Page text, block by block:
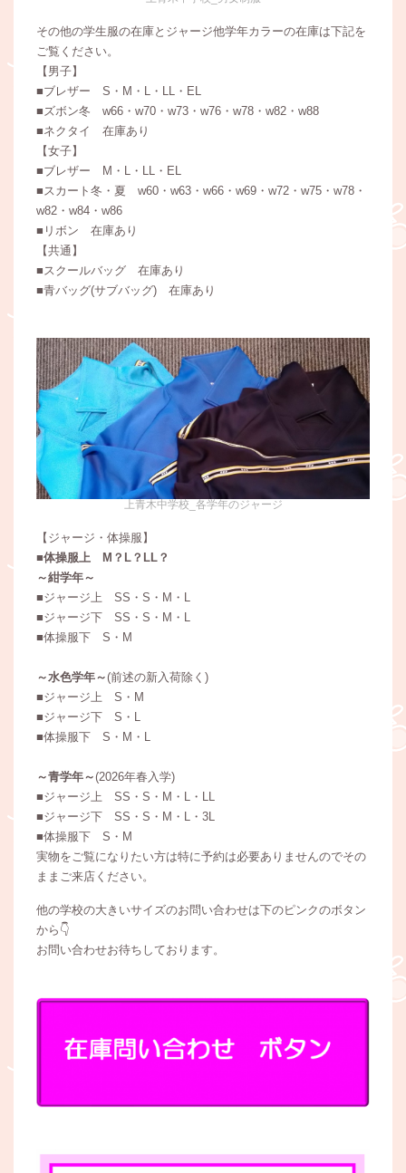
その他の学生服の在庫とジャージ他学年カラーの在庫は下記を
ご覧ください。
【男子】
■ブレザー S・M・L・LL・EL
■ズボン冬 w66・w70・w73・w76・w78・w82・w88
■ネクタイ 在庫あり
【女子】
■ブレザー M・L・LL・EL
■スカート冬・夏 w60・w63・w66・w69・w72・w75・w78・
w82・w84・w86
■リボン 在庫あり
【共通】
■スクールバッグ 在庫あり
■青バッグ(サブバッグ) 在庫あり
上青木中学校_各学年のジャージ
【ジャージ・体操服】
■体操服上 M？L？LL？
～紺学年～
■ジャージ上 SS・S・M・L
■ジャージ下 SS・S・M・L
■体操服下 S・M
～水色学年～(前述の新入荷除く)
■ジャージ上 S・M
■ジャージ下 S・L
■体操服下 S・M・L
～青学年～(2026年春入学)
■ジャージ上 SS・S・M・L・LL
■ジャージ下 SS・S・M・L・3L
■体操服下 S・M
実物をご覧になりたい方は特に予約は必要ありませんのでその
ままご来店ください。
他の学校の大きいサイズのお問い合わせは下のピンクのボタン
から👇
お問い合わせお待ちしております。